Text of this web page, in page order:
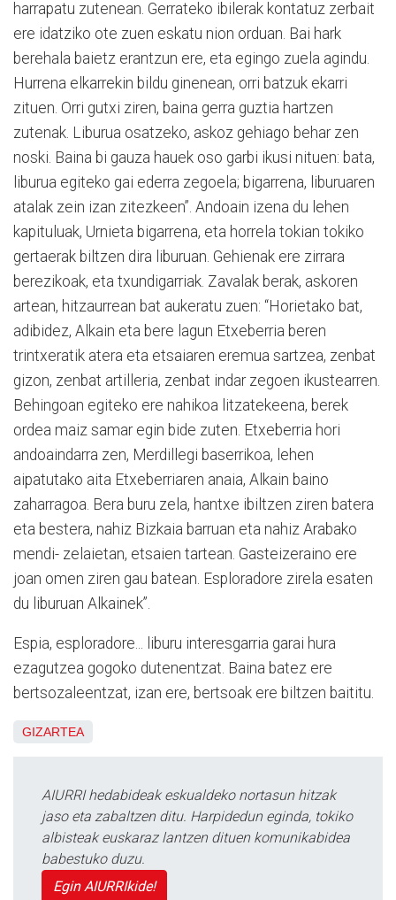
harrapatu zutenean. Gerrateko ibilerak kontatuz zerbait
ere idatziko ote zuen eskatu nion orduan. Bai hark
berehala baietz erantzun ere, eta egingo zuela agindu.
Hurrena elkarrekin bildu ginenean, orri batzuk ekarri
zituen. Orri gutxi ziren, baina gerra guztia hartzen
zutenak. Liburua osatzeko, askoz gehiago behar zen
noski. Baina bi gauza hauek oso garbi ikusi nituen: bata,
liburua egiteko gai ederra zegoela; bigarrena, liburuaren
atalak zein izan zitezkeen”. Andoain izena du lehen
kapituluak, Urnieta bigarrena, eta horrela tokian tokiko
gertaerak biltzen dira liburuan. Gehienak ere zirrara
berezikoak, eta txundigarriak. Zavalak berak, askoren
artean, hitzaurrean bat aukeratu zuen: “Horietako bat,
adibidez, Alkain eta bere lagun Etxeberria beren
trintxeratik atera eta etsaiaren eremua sartzea, zenbat
gizon, zenbat artilleria, zenbat indar zegoen ikustearren.
Behingoan egiteko ere nahikoa litzatekeena, berek
ordea maiz samar egin bide zuten. Etxeberria hori
andoaindarra zen, Merdillegi baserrikoa, lehen
aipatutako aita Etxeberriaren anaia, Alkain baino
zaharragoa. Bera buru zela, hantxe ibiltzen ziren batera
eta bestera, nahiz Bizkaia barruan eta nahiz Arabako
mendi- zelaietan, etsaien tartean. Gasteizeraino ere
joan omen ziren gau batean. Esploradore zirela esaten
du liburuan Alkainek”.
Espia, esploradore... liburu interesgarria garai hura
ezagutzea gogoko dutenentzat. Baina batez ere
bertsozaleentzat, izan ere, bertsoak ere biltzen baititu.
GIZARTEA
AIURRI hedabideak eskualdeko nortasun hitzak
jaso eta zabaltzen ditu. Harpidedun eginda, tokiko
albisteak euskaraz lantzen dituen komunikabidea
babestuko duzu.
Egin AIURRIkide!